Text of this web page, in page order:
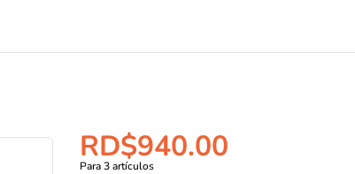
RD$940.00
Para 3 artículos